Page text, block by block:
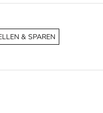
& SPAREN